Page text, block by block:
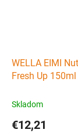
WELLA EIMI
Fresh Up
Skladom
€12,21